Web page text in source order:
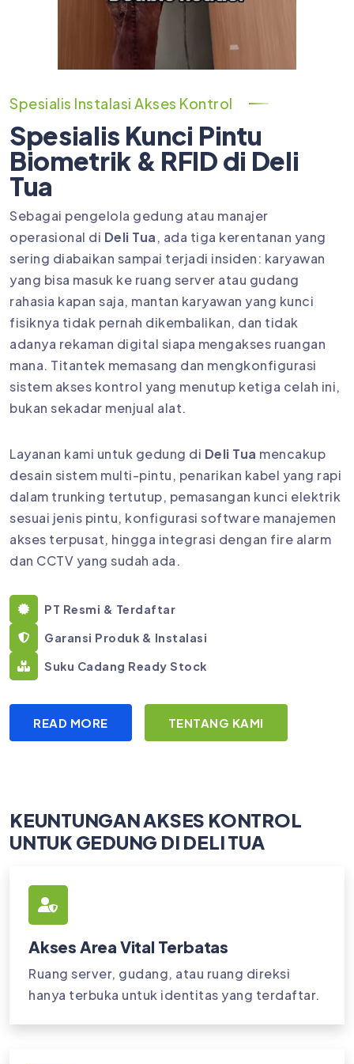
Spesialis Instalasi Akses Kontrol
Spesialis Kunci Pintu
Biometrik & RFID di Deli
Tua
Sebagai pengelola gedung atau manajer
operasional di Deli Tua, ada tiga kerentanan yang
sering diabaikan sampai terjadi insiden: karyawan
yang bisa masuk ke ruang server atau gudang
rahasia kapan saja, mantan karyawan yang kunci
fisiknya tidak pernah dikembalikan, dan tidak
adanya rekaman digital siapa mengakses ruangan
mana. Titantek memasang dan mengkonfigurasi
sistem akses kontrol yang menutup ketiga celah ini,
bukan sekadar menjual alat.
Layanan kami untuk gedung di Deli Tua mencakup
desain sistem multi-pintu, penarikan kabel yang rapi
dalam trunking tertutup, pemasangan kunci elektrik
sesuai jenis pintu, konfigurasi software manajemen
akses terpusat, hingga integrasi dengan fire alarm
dan CCTV yang sudah ada.
PT Resmi & Terdaftar
Garansi Produk & Instalasi
Suku Cadang Ready Stock
READ MORE TENTANG KAMI
KEUNTUNGAN AKSES KONTROL
UNTUK GEDUNG DI DELI TUA
Akses Area Vital Terbatas
Ruang server, gudang, atau ruang direksi
hanya terbuka untuk identitas yang terdaftar.